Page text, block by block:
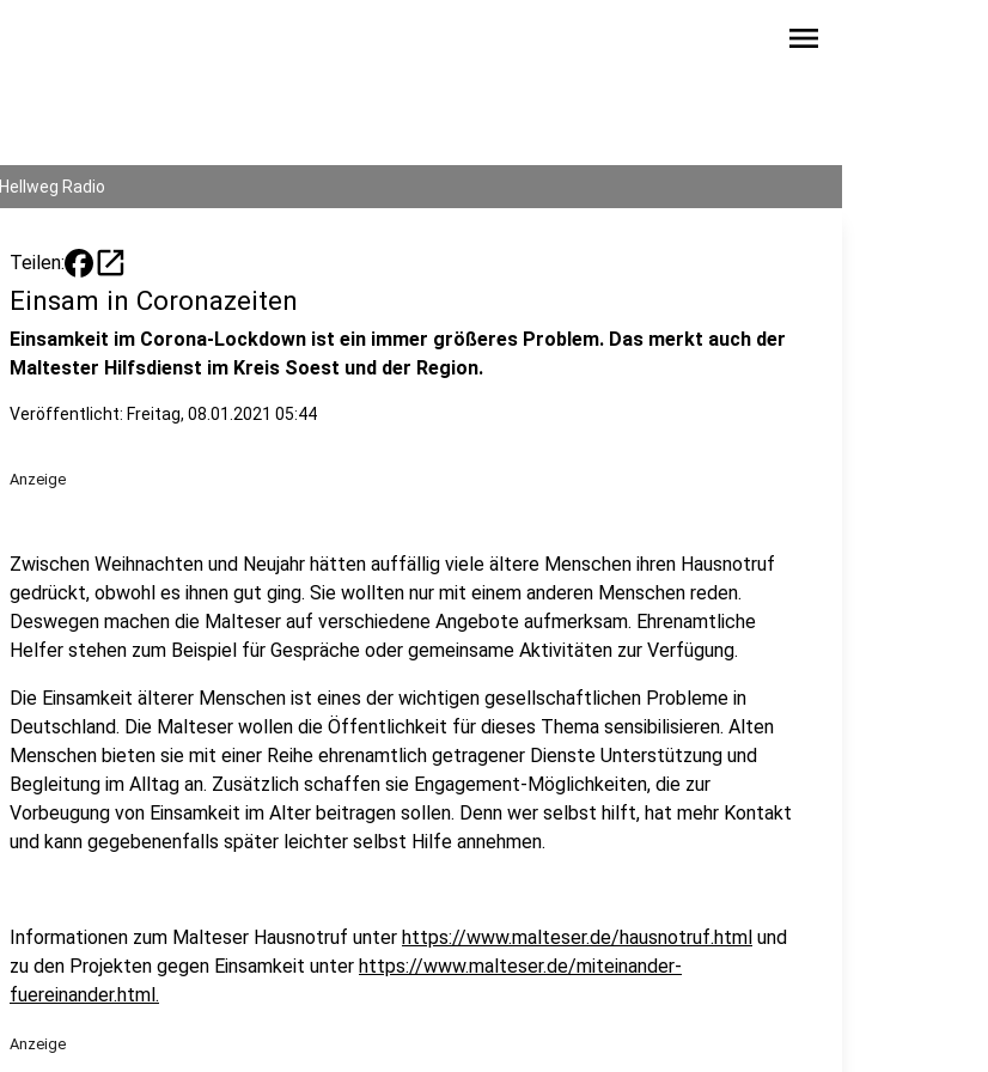
menu
Hellweg Radio
Teilen: open_in_new
Einsam in Coronazeiten
Einsamkeit im Corona-Lockdown ist ein immer größeres Problem. Das merkt auch der
Maltester Hilfsdienst im Kreis Soest und der Region.
Veröffentlicht: Freitag, 08.01.2021 05:44
Anzeige
Zwischen Weihnachten und Neujahr hätten auffällig viele ältere Menschen ihren Hausnotruf
gedrückt, obwohl es ihnen gut ging. Sie wollten nur mit einem anderen Menschen reden.
Deswegen machen die Malteser auf verschiedene Angebote aufmerksam. Ehrenamtliche
Helfer stehen zum Beispiel für Gespräche oder gemeinsame Aktivitäten zur Verfügung.
Die Einsamkeit älterer Menschen ist eines der wichtigen gesellschaftlichen Probleme in
Deutschland. Die Malteser wollen die Öffentlichkeit für dieses Thema sensibilisieren. Alten
Menschen bieten sie mit einer Reihe ehrenamtlich getragener Dienste Unterstützung und
Begleitung im Alltag an. Zusätzlich schaffen sie Engagement-Möglichkeiten, die zur
Vorbeugung von Einsamkeit im Alter beitragen sollen. Denn wer selbst hilft, hat mehr Kontakt
und kann gegebenenfalls später leichter selbst Hilfe annehmen.
Informationen zum Malteser Hausnotruf unter https://www.malteser.de/hausnotruf.html und
zu den Projekten gegen Einsamkeit unter https://www.malteser.de/miteinander-
fuereinander.html.
Anzeige